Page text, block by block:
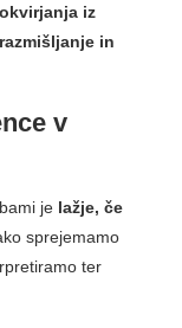
iz
in
v
je lažje, če
sprejemamo
ter